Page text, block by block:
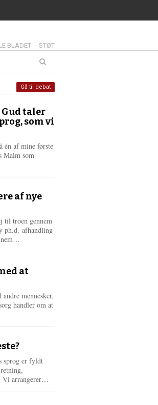
BLADET 16.0:
STØT
Gud taler
som vi
én af mine første
Malm som
af nye
til troen gennem
ph.d.-afhandling
e
e
at
mennesker,
handler om at
sprog er fyldt
Vi arrangerer…
Gå til debat